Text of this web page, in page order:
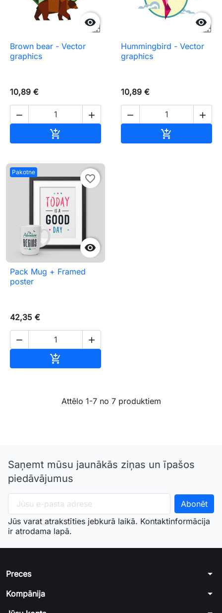

Brown bear - Vector
graphics
10,89 €
 


Hummingbird - Vector
graphics
10,89 €
 

Pakotne

favorite_border
Pack Mug + Framed
poster
42,35 €
 

Attēlo 1-7 no 7 produktiem
Saņemt mūsu jaunākās ziņas un īpašos
piedāvājumus
Jūs varat atrakstīties jebkurā laikā. Kontaktinformācija
ir atrodama lapā.
Preces arrow_drop_down
Kompānija arrow_drop_down